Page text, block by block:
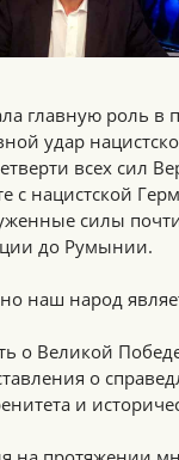
главную роль
удар
всех сил
с нацистской
силы
до Румынии.
наш народ
о Великой
о
и